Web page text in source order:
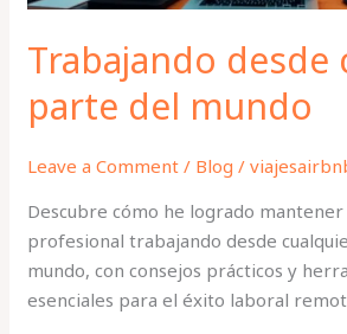
Trabajando desde
parte del mundo
Leave a Comment / Blog /
Descubre cómo he logrado
profesional trabajando desde
mundo, con consejos prácticos y
esenciales para el éxito laboral